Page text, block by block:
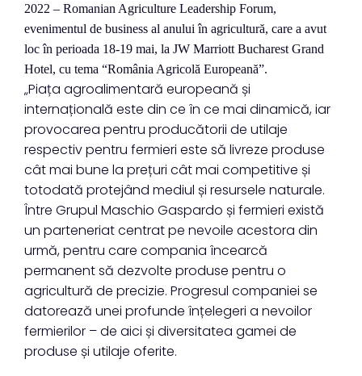
2022 – Romanian Agriculture Leadership Forum,
evenimentul de business al anului în agricultură, care a avut
loc în perioada 18-19 mai, la JW Marriott Bucharest Grand
Hotel, cu tema “România Agricolă Europeană”.
„Piața agroalimentară europeană și
internațională este din ce în ce mai dinamică, iar
provocarea pentru producătorii de utilaje
respectiv pentru fermieri este să livreze produse
cât mai bune la prețuri cât mai competitive și
totodată protejând mediul și resursele naturale.
Între Grupul Maschio Gaspardo și fermieri există
un parteneriat centrat pe nevoile acestora din
urmă, pentru care compania încearcă
permanent să dezvolte produse pentru o
agricultură de precizie. Progresul companiei se
datorează unei profunde înțelegeri a nevoilor
fermierilor – de aici și diversitatea gamei de
produse și utilaje oferite.